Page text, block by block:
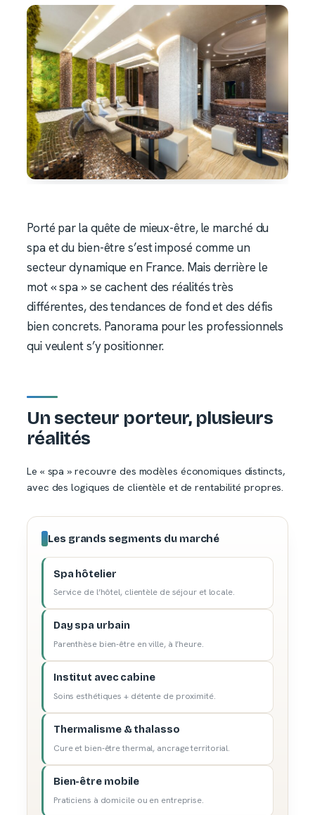
Porté par la quête de mieux-être, le marché du
spa et du bien-être s’est imposé comme un
secteur dynamique en France. Mais derrière le
mot « spa » se cachent des réalités très
différentes, des tendances de fond et des défis
bien concrets. Panorama pour les professionnels
qui veulent s’y positionner.
Un secteur porteur, plusieurs
réalités
Le « spa » recouvre des modèles économiques distincts,
avec des logiques de clientèle et de rentabilité propres.
Les grands segments du marché
Spa hôtelier
Service de l’hôtel, clientèle de séjour et locale.
Day spa urbain
Parenthèse bien-être en ville, à l’heure.
Institut avec cabine
Soins esthétiques + détente de proximité.
Thermalisme & thalasso
Cure et bien-être thermal, ancrage territorial.
Bien-être mobile
Praticiens à domicile ou en entreprise.